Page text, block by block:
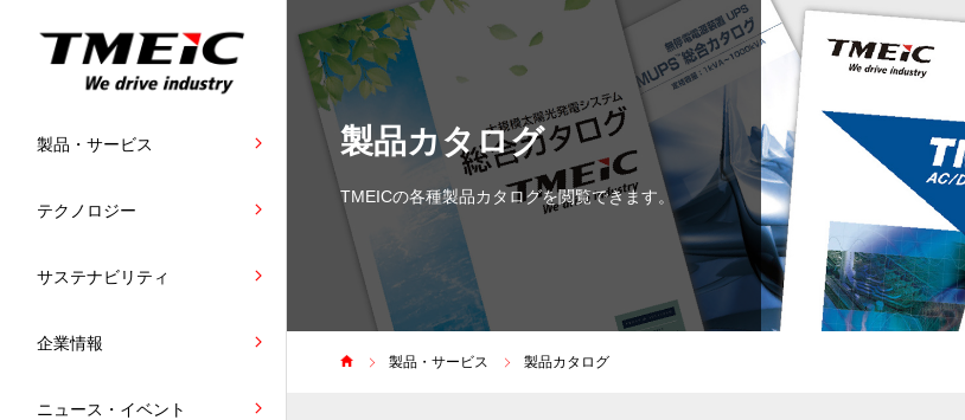
製品・サービス
テクノロジー
サステナビリティ
企業情報
ニュース・イベント
製品カタログ
TMEICの各種製品カタログを閲覧できます。
製品・サービス 製品カタログ